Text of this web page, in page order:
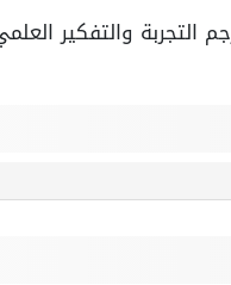
التجربة والتفكير